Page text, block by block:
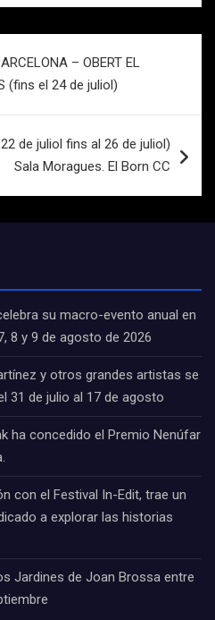
– OBERT EL
(fins el 24 de juliol)
de juliol fins al 26 de juliol)
Sala Moragues. El Born CC
su macro-evento anual en
8 y 9 de agosto de 2026
y otros grandes artistas se
31 de julio al 17 de agosto
ha concedido el Premio Nenúfar
con el Festival In-Edit, trae un
a explorar las historias
Jardines de Joan Brossa entre